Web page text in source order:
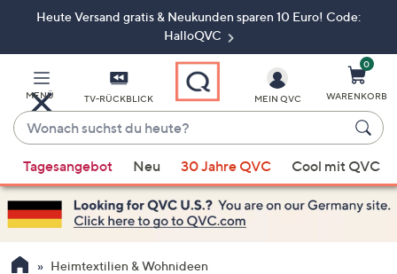
ZumHeute Versand gratis & Neukunden sparen 10 Euro! Code:
HalloQVC
MENÜ TV-RÜCKBLICK
Wonach
suchst
du
heute?
Vorschläge
verfügbar
sind,
verwenden
Sie
MEIN QVC
0
WARENKORB
Tagesangebot Neu 30 Jahre QVC Cool mit QVC
Heimtextilien & Wohnideen